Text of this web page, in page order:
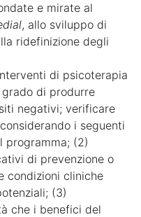
e mirate al
, allo sviluppo di
ridefinizione degli
di psicoterapia
di produrre
negativi; verificare
i seguenti
programma; (2)
di prevenzione o
condizioni cliniche
(3)
che i benefici del